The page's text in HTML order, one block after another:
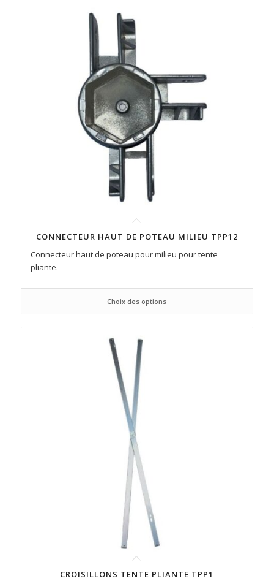
CONNECTEUR HAUT DE POTEAU MILIEU TPP12
Connecteur haut de poteau pour milieu pour tente
pliante.
Choix des options
CROISILLONS TENTE PLIANTE TPP1